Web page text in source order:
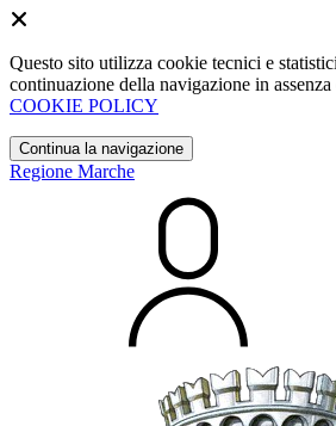
Questo sito utilizza cookie tecnici e
continuazione della navigazione in
COOKIE POLICY
Continua la navigazione
Regione Marche